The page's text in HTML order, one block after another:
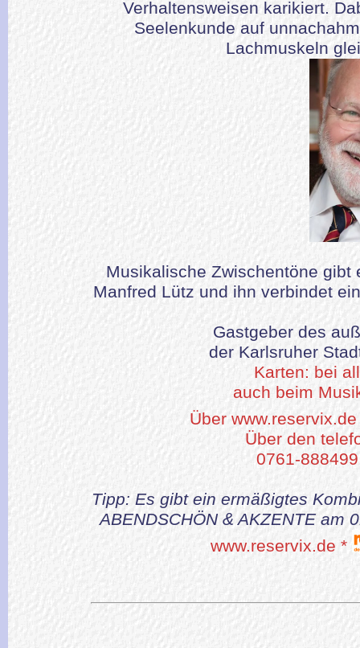
Verhaltensweisen karikiert.
Seelenkunde auf
Lachmuskeln
Musikalische Zwischentöne gibt
Manfred Lütz und ihn verbindet
Gastgeber des
der Karlsruher
Karten: bei
auch beim
Über
Über den
0761-
Tipp: Es gibt ein ermäßigtes
ABENDSCHÖN & AKZENTE am
www.reservix.de *